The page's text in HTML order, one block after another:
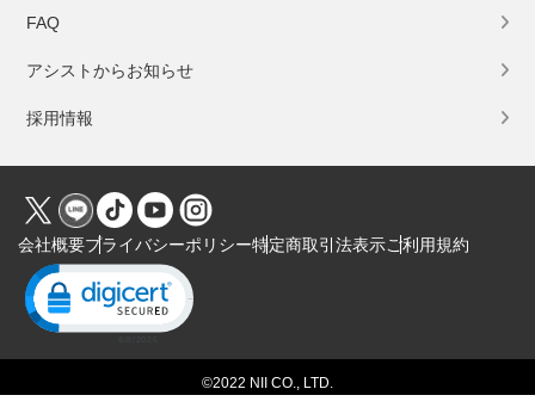
FAQ
アシストからお知らせ
採用情報
会社概要プライバシーポリシー特定商取引法表示ご利用規約
Click to open certificate verification popup
©2022 NII CO., LTD.